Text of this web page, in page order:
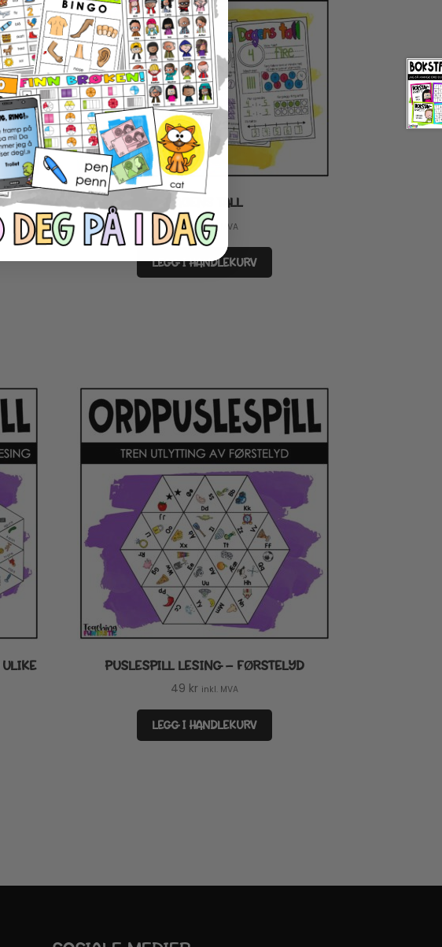
DAGENS TALL
89kr inkl. MVA
LEGG I HANDLEKURV
PUSLESPILL LESING – FØRSTELYD
49 kr inkl. MVA
LEGG I HANDLEKURV